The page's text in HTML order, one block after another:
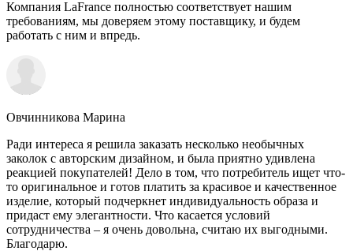
Компания LaFrance полностью соответствует нашим
требованиям, мы доверяем этому поставщику, и будем
работать с ним и впредь.
Овчинникова Марина
Ради интереса я решила заказать несколько необычных
заколок с авторским дизайном, и была приятно удивлена
реакцией покупателей! Дело в том, что потребитель ищет что-
то оригинальное и готов платить за красивое и качественное
изделие, который подчеркнет индивидуальность образа и
придаст ему элегантности. Что касается условий
сотрудничества – я очень довольна, считаю их выгодными.
Благодарю.